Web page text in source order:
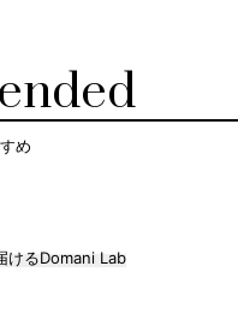
め
けるDomani Lab